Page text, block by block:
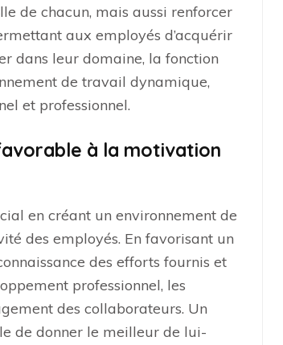
de chacun, mais aussi renforcer
aux employés d’acquérir
dans leur domaine, la fonction
de travail dynamique,
et professionnel.
à la motivation
en créant un environnement de
des employés. En favorisant un
des efforts fournis et
professionnel, les
des collaborateurs. Un
de donner le meilleur de lui-